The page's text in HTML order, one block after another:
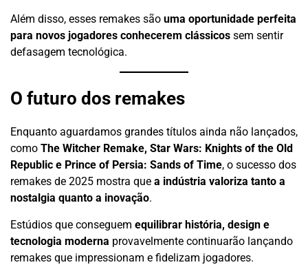
Além disso, esses remakes são uma oportunidade perfeita
para novos jogadores conhecerem clássicos sem sentir
defasagem tecnológica.
O futuro dos remakes
Enquanto aguardamos grandes títulos ainda não lançados,
como The Witcher Remake, Star Wars: Knights of the Old
Republic e Prince of Persia: Sands of Time, o sucesso dos
remakes de 2025 mostra que a indústria valoriza tanto a
nostalgia quanto a inovação.
Estúdios que conseguem equilibrar história, design e
tecnologia moderna provavelmente continuarão lançando
remakes que impressionam e fidelizam jogadores.